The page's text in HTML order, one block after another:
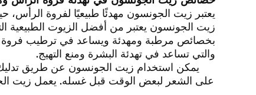
يعتبر زيت الجونسون مهدئًا طبيعيًا لفروة الرأس،
زيت الجونسون يعتبر من أفضل الزيوت الطبيعية
بخصائص مرطبة ومهدئة ويساعد في ترطيب فروة
والتي تساعد في تهدئة البشرة ومنع التهيج.
يمكن استخدام زيت الجونسون عن طريق
على الشعر لبعض الوقت قبل غسله. يعمل زيت